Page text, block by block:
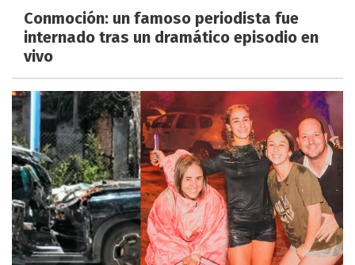
Conmoción: un famoso periodista fue
internado tras un dramático episodio en
vivo